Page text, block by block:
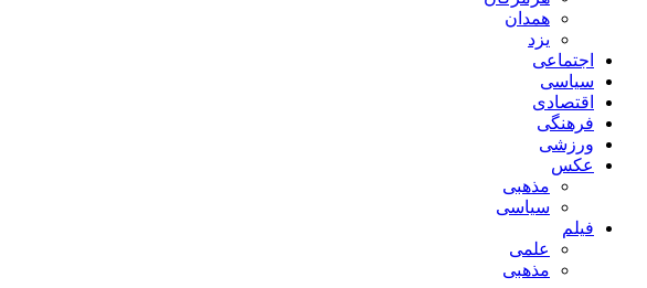
همدان
یزد
اجتماعی
سیاسی
اقتصادی
فرهنگی
ورزشی
عکس
مذهبی
سیاسی
فیلم
علمی
مذهبی